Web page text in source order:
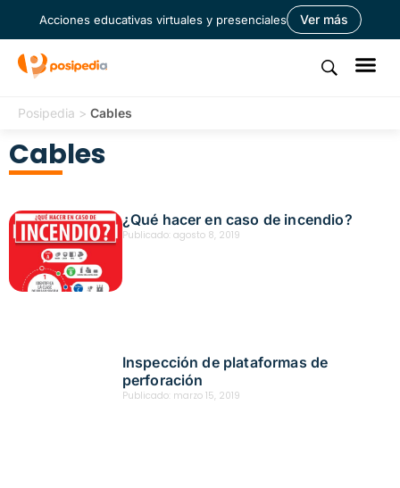
Acciones educativas virtuales y presenciales Ver más
Posipedia > Cables
Cables
¿Qué hacer en caso de incendio?
Publicado: agosto 8, 2019
Inspección de plataformas de
perforación
Publicado: marzo 15, 2019